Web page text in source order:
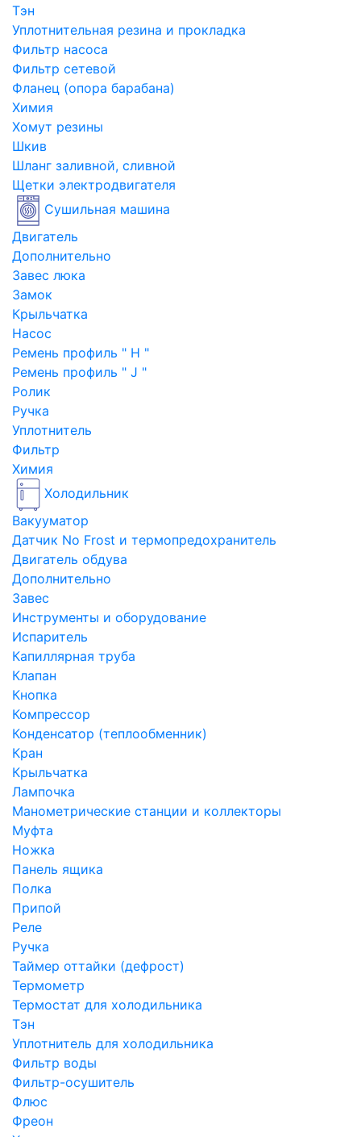
Тэн
Уплотнительная резина и прокладка
Фильтр насоса
Фильтр сетевой
Фланец (опора барабана)
Химия
Хомут резины
Шкив
Шланг заливной, сливной
Щетки электродвигателя
Сушильная машина
Двигатель
Дополнительно
Завес люка
Замок
Крыльчатка
Насос
Ремень профиль " H "
Ремень профиль " J "
Ролик
Ручка
Уплотнитель
Фильтр
Химия
Холодильник
Вакууматор
Датчик No Frost и термопредохранитель
Двигатель обдува
Дополнительно
Завес
Инструменты и оборудование
Испаритель
Капиллярная труба
Клапан
Кнопка
Компрессор
Конденсатор (теплообменник)
Кран
Крыльчатка
Лампочка
Манометрические станции и коллекторы
Муфта
Ножка
Панель ящика
Полка
Припой
Реле
Ручка
Таймер оттайки (дефрост)
Термометр
Термостат для холодильника
Тэн
Уплотнитель для холодильника
Фильтр воды
Фильтр-осушитель
Флюс
Фреон